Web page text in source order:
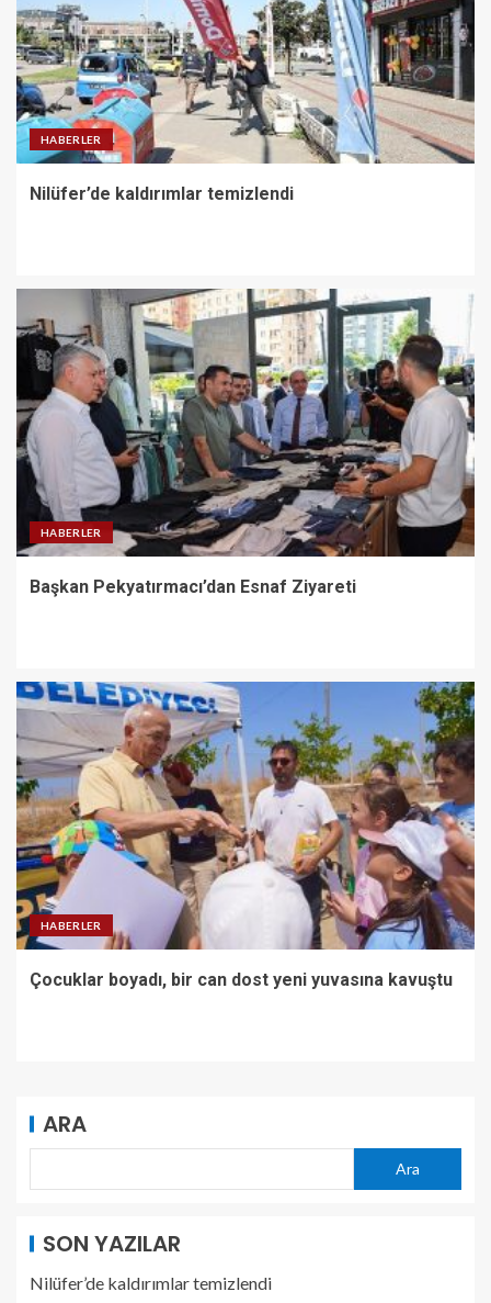
HABERLER
Nilüfer’de kaldırımlar temizlendi
HABERLER
Başkan Pekyatırmacı’dan Esnaf Ziyareti
HABERLER
Çocuklar boyadı, bir can dost yeni yuvasına kavuştu
ARA
Ara
SON YAZILAR
Nilüfer’de kaldırımlar temizlendi